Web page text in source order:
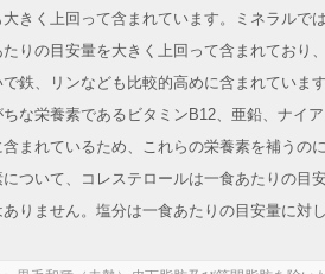
大きく上回って含まれています。ミネラルで
りの目安量を大きく上回って含まれており
で鉄、リンなども比較的高めに含まれていま
ちな栄養素であるビタミンB12、亜鉛、ナイ
含まれているため、これらの栄養素を補うの
について、コレステロールは一食あたりの目
ありません。塩分は一食あたりの目安量に対